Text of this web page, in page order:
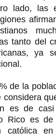
lado, las
tanto del
ya
de la
es de
Rico es
católica